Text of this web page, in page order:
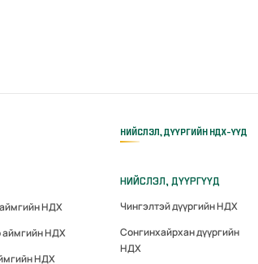
НДХ
аймгийн НДХ
НДХ
НИЙСЛЭЛ, ДҮҮРГИЙН НДХ-ҮҮД
НИЙСЛЭЛ, ДҮҮРГҮҮД
Чингэлтэй дүүргийн НДХ
Сонгинхайрхан дүүргийн
НДХ